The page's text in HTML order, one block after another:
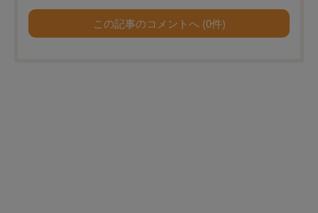
この記事のコメントへ (0件)